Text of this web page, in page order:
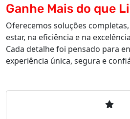
Ganhe Mais do que
Oferecemos soluções
estar, na eficiência e na
Cada detalhe foi pensado para
experiência única, segura e